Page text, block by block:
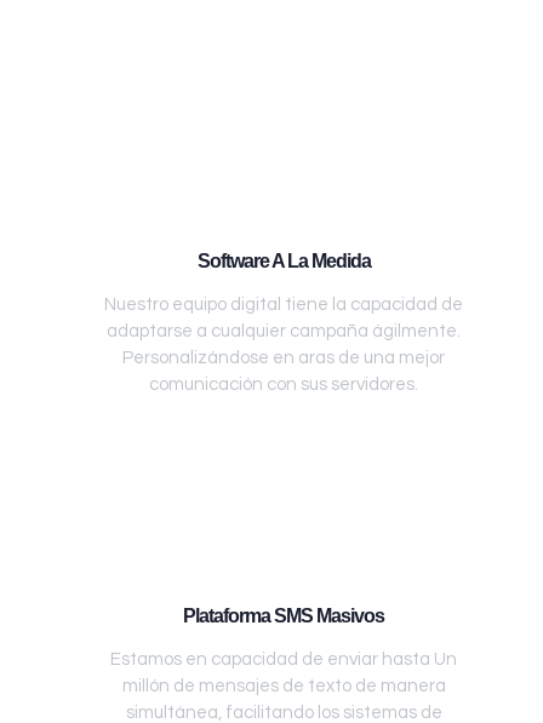
Software A La Medida
Nuestro equipo digital tiene la capacidad de
adaptarse a cualquier campaña ágilmente.
Personalizándose en aras de una mejor
comunicación con sus servidores.
Plataforma SMS Masivos
Estamos en capacidad de enviar hasta Un
millón de mensajes de texto de manera
simultánea, facilitando los sistemas de